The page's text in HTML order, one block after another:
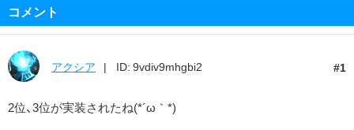
コメント
1
アクシア ID: 9vdiv9mhgbi2
2位、3位が実装されたね(*´ω｀*)